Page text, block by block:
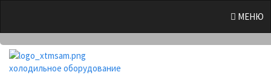
МЕНЮ
холодильное оборудование